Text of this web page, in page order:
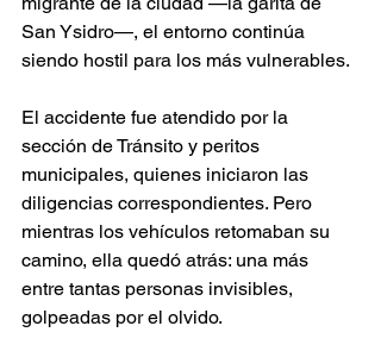
San Ysidro—, el entorno continúa
siendo hostil para los más vulnerables.
El accidente fue atendido por la
sección de Tránsito y peritos
municipales, quienes iniciaron las
diligencias correspondientes. Pero
mientras los vehículos retomaban su
camino, ella quedó atrás: una más
entre tantas personas invisibles,
golpeadas por el olvido.